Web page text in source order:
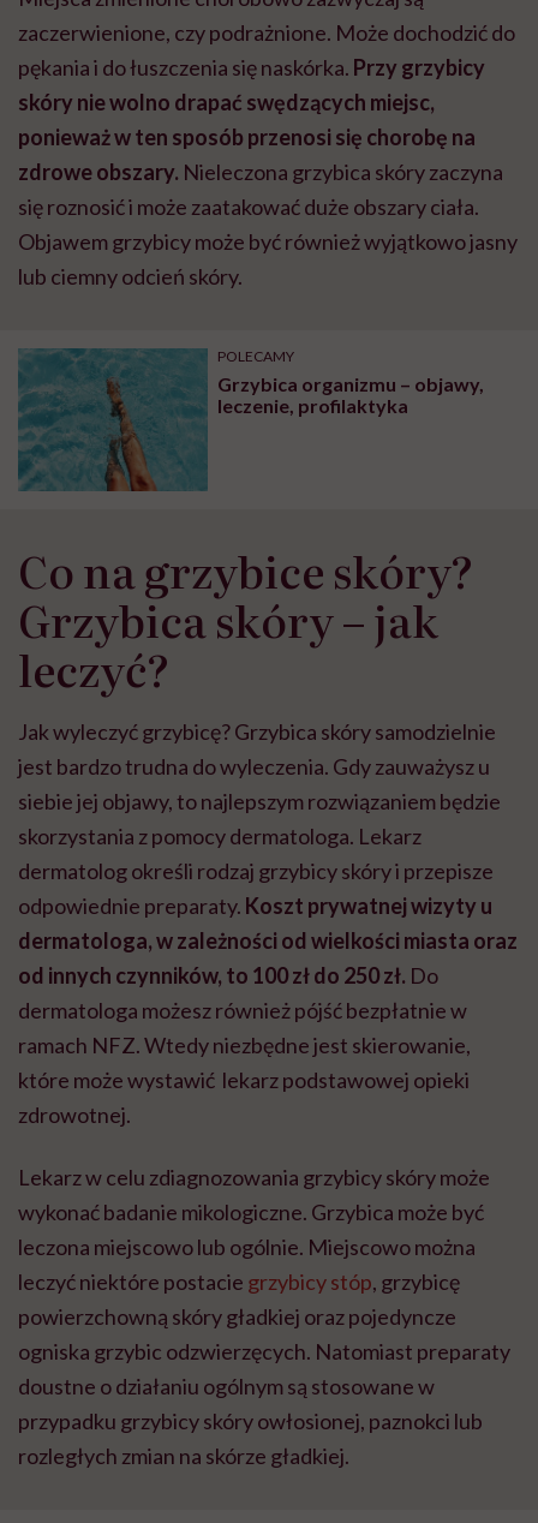
zaczerwienione, czy podrażnione. Może dochodzić do
pękania i do łuszczenia się naskórka. Przy grzybicy
skóry nie wolno drapać swędzących miejsc,
ponieważ w ten sposób przenosi się chorobę na
zdrowe obszary. Nieleczona grzybica skóry zaczyna
się roznosić i może zaatakować duże obszary ciała.
Objawem grzybicy może być również wyjątkowo jasny
lub ciemny odcień skóry.
POLECAMY
Grzybica organizmu – objawy,
leczenie, profilaktyka
Co na grzybice skóry?
Grzybica skóry – jak
leczyć?
Jak wyleczyć grzybicę? Grzybica skóry samodzielnie
jest bardzo trudna do wyleczenia. Gdy zauważysz u
siebie jej objawy, to najlepszym rozwiązaniem będzie
skorzystania z pomocy dermatologa. Lekarz
dermatolog określi rodzaj grzybicy skóry i przepisze
odpowiednie preparaty. Koszt prywatnej wizyty u
dermatologa, w zależności od wielkości miasta oraz
od innych czynników, to 100 zł do 250 zł. Do
dermatologa możesz również pójść bezpłatnie w
ramach NFZ. Wtedy niezbędne jest skierowanie,
które może wystawić lekarz podstawowej opieki
zdrowotnej.
Lekarz w celu zdiagnozowania grzybicy skóry może
wykonać badanie mikologiczne. Grzybica może być
leczona miejscowo lub ogólnie. Miejscowo można
leczyć niektóre postacie grzybicy stóp, grzybicę
powierzchowną skóry gładkiej oraz pojedyncze
ogniska grzybic odzwierzęcych. Natomiast preparaty
doustne o działaniu ogólnym są stosowane w
przypadku grzybicy skóry owłosionej, paznokci lub
rozległych zmian na skórze gładkiej.